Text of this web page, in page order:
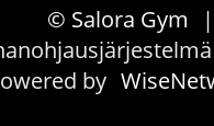
© Salora Gym
|
by